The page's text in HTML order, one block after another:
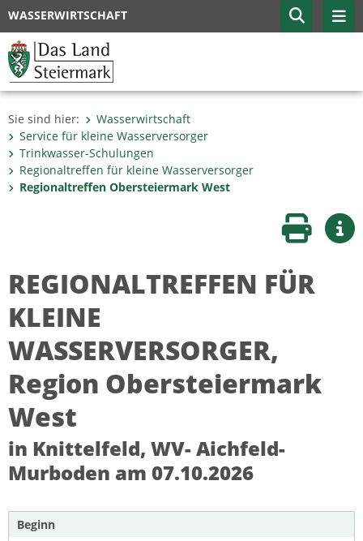
WASSERWIRTSCHAFT
Sie sind hier:
Wasserwirtschaft
Service für kleine Wasserversorger
Trinkwasser-Schulungen
Regionaltreffen für kleine Wasserversorger
Regionaltreffen Obersteiermark West
Seite
REGIONALTREFFEN FÜR
KLEINE
WASSERVERSORGER,
Region Obersteiermark
West
in Knittelfeld, WV- Aichfeld-
Murboden am 07.10.2026
Beginn